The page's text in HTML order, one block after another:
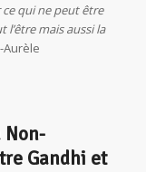
qui ne peut être
l’être mais aussi la
Aurèle
Non-
Gandhi et